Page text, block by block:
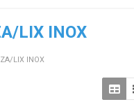
LIX INOX
LIX INOX